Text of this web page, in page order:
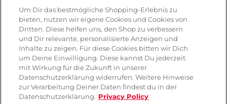
AMORANA
MARKEN
SERVICE
Um Dir das bestmögliche Shopping-Erlebnis zu
bieten, nutzen wir eigene Cookies und Cookies von
Dritten. Diese helfen uns, den Shop zu verbessern
und Dir relevante, personalisierte Anzeigen und
Inhalte zu zeigen. Für diese Cookies bitten wir Dich
um Deine Einwilligung. Diese kannst Du jederzeit
mit Wirkung für die Zukunft in unserer
Datenschutzerklärung widerrufen. Weitere Hinweise
zur Verarbeitung Deiner Daten findest du in der
Datenschutzerklärung. Privacy Policy